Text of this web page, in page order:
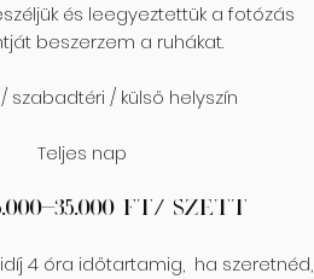
és leegyeztettük a fotózás
beszerzem a ruhákat.
szabadtéri / külső helyszín
Teljes nap
35.000 Ft/ Szett
4 óra időtartamig, ha szeretnéd,